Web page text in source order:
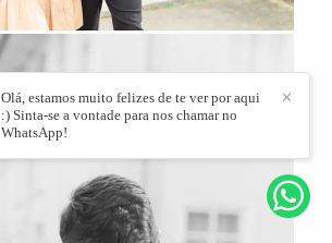
✕
Olá, estamos muito felizes de te ver por aqui
:) Sinta-se a vontade para nos chamar no
WhatsApp!